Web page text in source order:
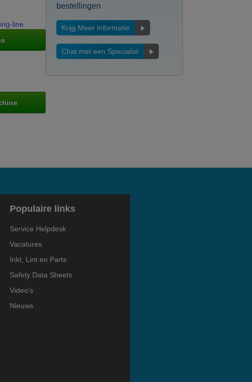
bestellingen
Krijg Meer Informatie
Chat met een Specialist
Populaire links
Service Helpdesk
Vacatures
Inkt, Lint en Parts
Safety Data Sheets
Video’s
Nieuws